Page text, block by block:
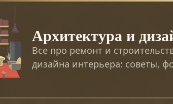
Архитектура и
Все про ремонт и
дизайна интерьера: советы,